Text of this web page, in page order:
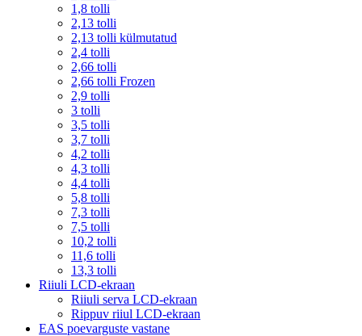
1,8 tolli
2,13 tolli
2,13 tolli külmutatud
2,4 tolli
2,66 tolli
2,66 tolli Frozen
2,9 tolli
3 tolli
3,5 tolli
3,7 tolli
4,2 tolli
4,3 tolli
4,4 tolli
5,8 tolli
7,3 tolli
7,5 tolli
10,2 tolli
11,6 tolli
13,3 tolli
Riiuli LCD-ekraan
Riiuli serva LCD-ekraan
Rippuv riiul LCD-ekraan
EAS poevarguste vastane